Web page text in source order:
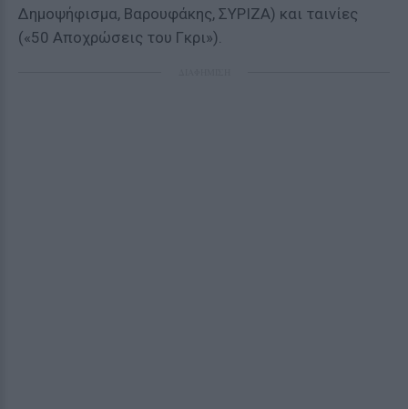
Δημοψήφισμα, Βαρουφάκης, ΣΥΡΙΖΑ) και ταινίες
(«50 Αποχρώσεις του Γκρι»).